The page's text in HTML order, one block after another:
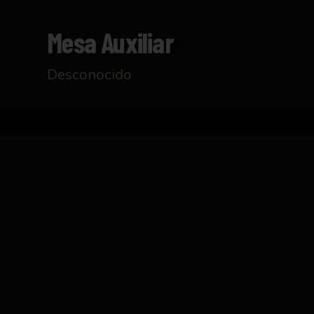
Mesa Auxiliar
Desconocido